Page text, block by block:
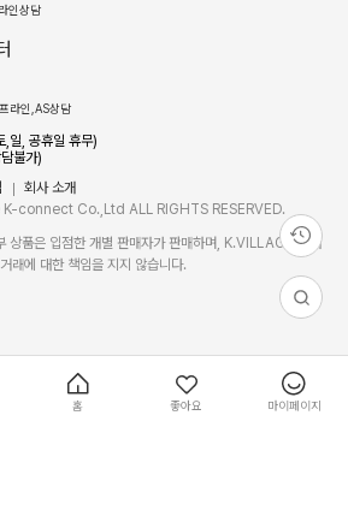
인상담
라인,AS상담
, 공휴일 휴무)
불가)
회사 소개
connect Co.,Ltd ALL RIGHTS RESERVED.
상품은 입점한 개별 판매자가 판매하며, K.VILLAGE는 해
래에 대한 책임을 지지 않습니다.
홈 좋아요 마이페이지